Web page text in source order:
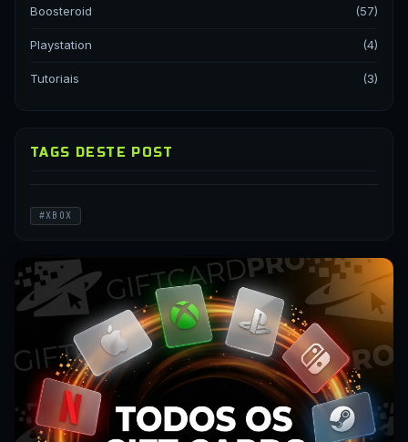
Boosteroid (57)
Playstation (4)
Tutoriais (3)
TAGS DESTE POST
#XBOX